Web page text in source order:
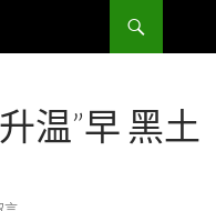
温”早 黑土